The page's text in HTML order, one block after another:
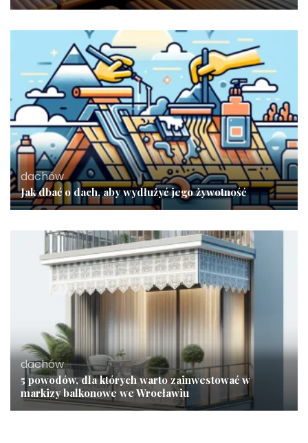
dachów
Jak dbać o dach, aby wydłużyć jego żywotność
dachów
5 powodów, dla których warto zainwestować w
markizy balkonowe we Wrocławiu